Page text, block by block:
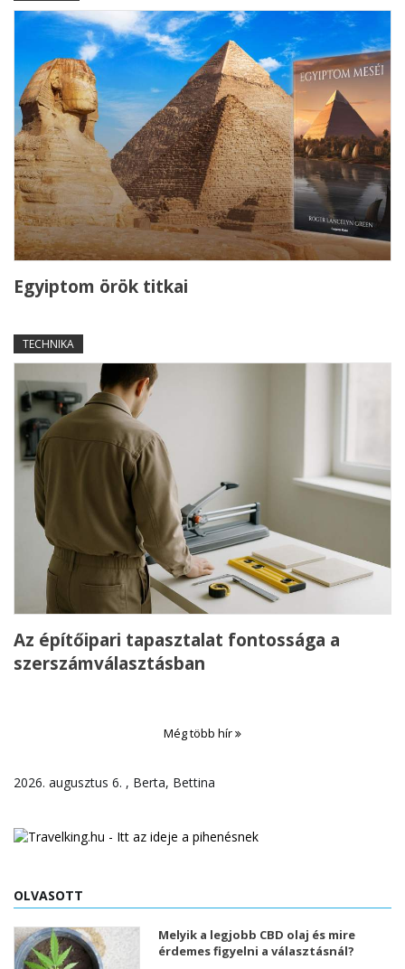
Egyiptom örök titkai
TECHNIKA
Az építőipari tapasztalat fontossága a
szerszámválasztásban
Még több hír
2026. augusztus 6. , Berta, Bettina
OLVASOTT
Melyik a legjobb CBD olaj és mire
érdemes figyelni a választásnál?